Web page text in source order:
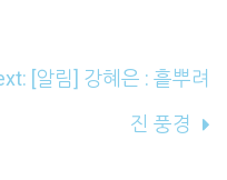
[알림] 강혜은 : 흩뿌려
진 풍경